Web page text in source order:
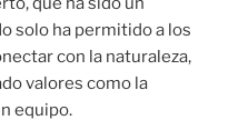
solo ha permitido a los
con la naturaleza,
valores como la
equipo.